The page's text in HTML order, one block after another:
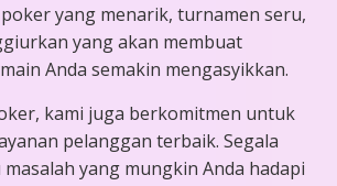
yang menarik, turnamen seru,
yang akan membuat
Anda semakin mengasyikkan.
kami juga berkomitmen untuk
pelanggan terbaik. Segala
yang mungkin Anda hadapi